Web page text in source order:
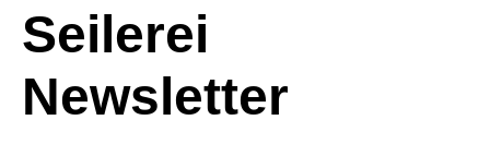
Seilerei
Newsletter